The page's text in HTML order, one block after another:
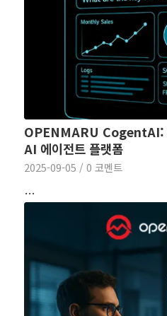
OPENMARU CogentAI:
AI 에이전트 플랫폼
2025-09-05 / 0 코멘트
…